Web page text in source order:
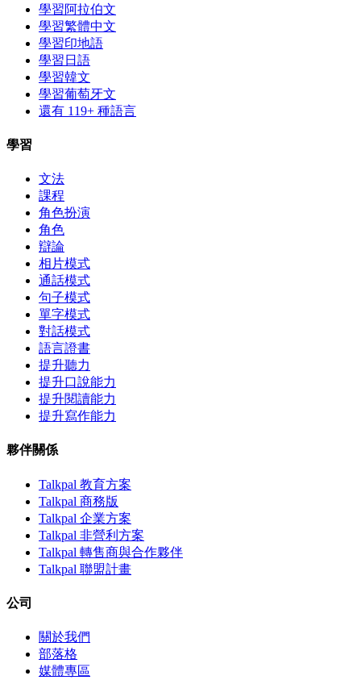
學習阿拉伯文
學習繁體中文
學習印地語
學習日語
學習韓文
學習葡萄牙文
還有 119+ 種語言
學習
文法
課程
角色扮演
角色
辯論
相片模式
通話模式
句子模式
單字模式
對話模式
語言證書
提升聽力
提升口說能力
提升閱讀能力
提升寫作能力
夥伴關係
Talkpal 教育方案
Talkpal 商務版
Talkpal 企業方案
Talkpal 非營利方案
Talkpal 轉售商與合作夥伴
Talkpal 聯盟計畫
公司
關於我們
部落格
媒體專區